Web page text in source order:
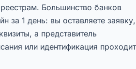
Большинство банков
за 1 день: вы оставляете заявку,
а представитель
или идентификация проходит